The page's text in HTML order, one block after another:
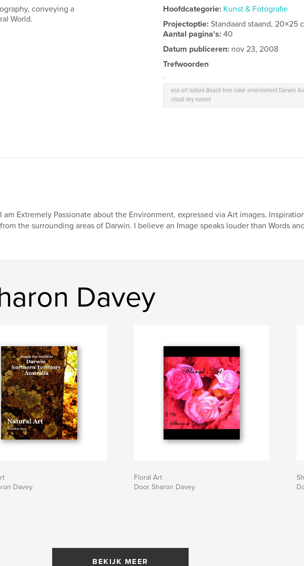
conveying a
World.
Hoofdcategorie: Kunst & Fotografie
Projectoptie:Standaard staand, 20×25
Aantal pagina's:40
Datum publiceren: nov 23, 2008
Trefwoorden
,
eco art nature Beach tree color environment Darwin
cloud sky sunset
I am Extremely Passionate about the Environment, expressed via Art images.
from the surrounding areas of Darwin. I believe an Image speaks louder than Words
Davey
Davey
Floral Art
Door Sharon Davey
BEKIJK MEER